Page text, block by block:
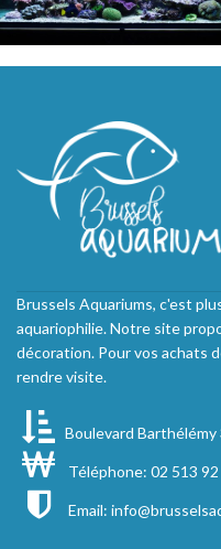
Brussels Aquariums, c'est
aquariophilie. Notre site
décoration. Pour vos achats
rendre visite.
Boulevard Barthélémy
Téléphone: 02 513 92
Email: